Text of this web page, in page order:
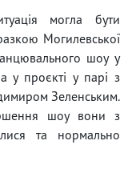
могла бути
Могилевської
шоу у
у проєкті у парі з
Зеленським.
шоу вони з
та нормально